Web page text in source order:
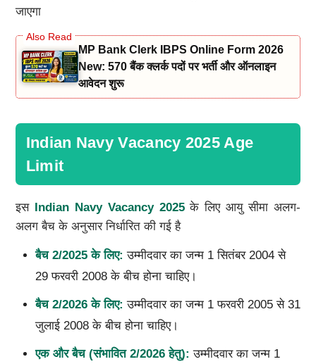
जाएगा
MP Bank Clerk IBPS Online Form 2026
New: 570 बैंक क्लर्क पदों पर भर्ती और ऑनलाइन
आवेदन शुरू
Indian Navy Vacancy 2025 Age
Limit
इस Indian Navy Vacancy 2025के लिए आयु सीमा अलग-
अलग बैच के अनुसार निर्धारित की गई है
बैच 2/2025के लिए: उम्मीदवार का जन्म 1 सितंबर 2004 से
29 फरवरी 2008 के बीच होना चाहिए।
बैच 2/2026के लिए: उम्मीदवार का जन्म 1 फरवरी 2005 से 31
जुलाई 2008 के बीच होना चाहिए।
एक और बैच (संभावित 2/2026हेतु): उम्मीदवार का जन्म 1